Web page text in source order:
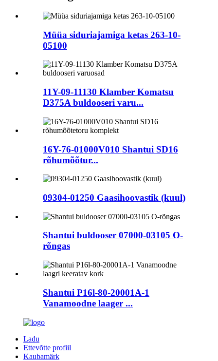
Müüa siduriajamiga ketas 263-10-
05100
11Y-09-11130 Klamber Komatsu
D375A buldooseri varu...
16Y-76-01000V010 Shantui SD16
rõhumõõtur...
09304-01250 Gaasihoovastik (kuul)
Shantui buldooser 07000-03105 O-
rõngas
Shantui P16l-80-20001A-1
Vanamoodne laager ...
Ladu
Ettevõtte profiil
Kaubamärk